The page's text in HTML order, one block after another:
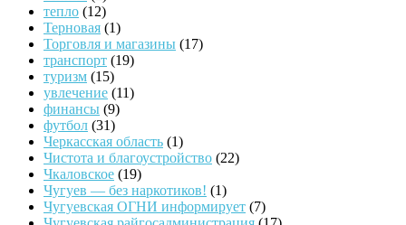
тепло (12)
Терновая (1)
Торговля и магазины (17)
транспорт (19)
туризм (15)
увлечение (11)
финансы (9)
футбол (31)
Черкасская область (1)
Чистота и благоустройство (22)
Чкаловское (19)
Чугуев — без наркотиков! (1)
Чугуевская ОГНИ информирует (7)